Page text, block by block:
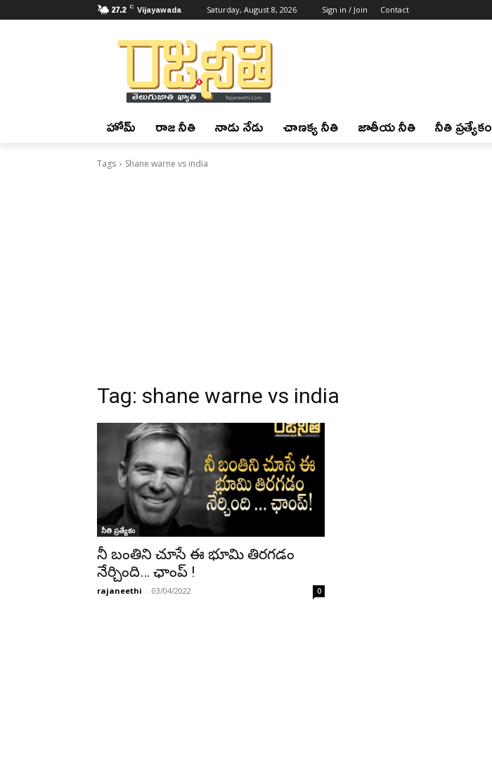
27.2 C Vijayawada Saturday, August 8, 2026 Sign in / Join Contact
హోమ్ రాజ నీతి నాడు నేడు చాణక్య నీతి జాతీయ నీతి నీతి ప్రత్యేకం
Tags Shane warne vs india
Tag: shane warne vs india
నీతి ప్రత్యేకం
నీ బంతిని చూసే ఈ భూమి తిరగడం
నేర్చింది… ఛాంప్ !
rajaneethi - 03/04/2022 0